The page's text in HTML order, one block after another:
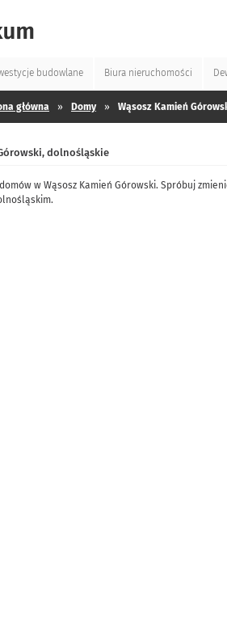
budowlane Biura nieruchomości
główna » Domy » Wąsosz Kamień
dolnośląskie
w Wąsosz Kamień Górowski. Spróbuj